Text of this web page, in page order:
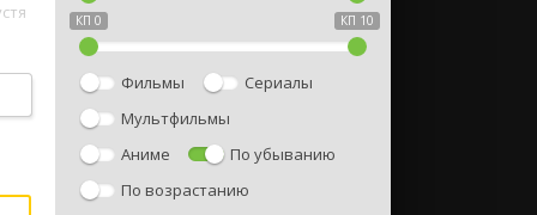
КП 0 КП 10
Фильмы
Сериалы
Мультфильмы
Аниме
По убыванию
По возрастанию